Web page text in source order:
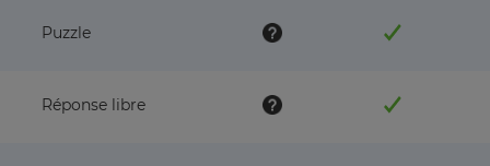
Puzzle
Réponse libre